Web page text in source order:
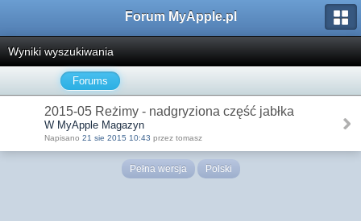
Forum MyApple.pl
Wyniki wyszukiwania
Forums
2015-05 Reżimy - nadgryziona część jabłka
W MyApple Magazyn
Napisano 21 sie 2015 10:43 przez tomasz
Pełna wersja Polski